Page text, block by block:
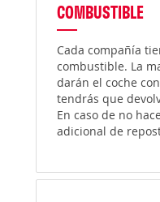
COMBUSTIBLE
Cada compañía
combustible. La
darán el coche
tendrás que
En caso de no
adicional de